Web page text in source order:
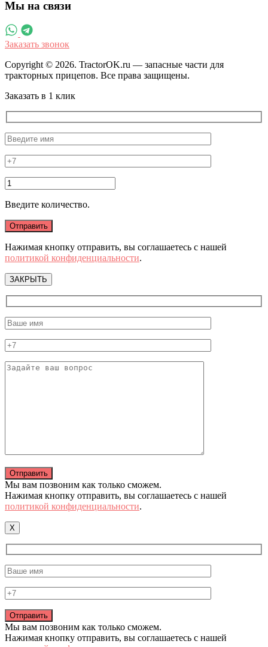
Мы на связи
Заказать звонок
Copyright © 2026. TractorOK.ru — запасные части для
тракторных прицепов. Все права защищены.
Заказать в 1 клик
Введите количество.
Нажимая кнопку отправить, вы соглашаетесь с нашей
политикой конфиденциальности.
ЗАКРЫТЬ
Мы вам позвоним как только сможем.
Нажимая кнопку отправить, вы соглашаетесь с нашей
политикой конфиденциальности.
X
Мы вам позвоним как только сможем.
Нажимая кнопку отправить, вы соглашаетесь с нашей